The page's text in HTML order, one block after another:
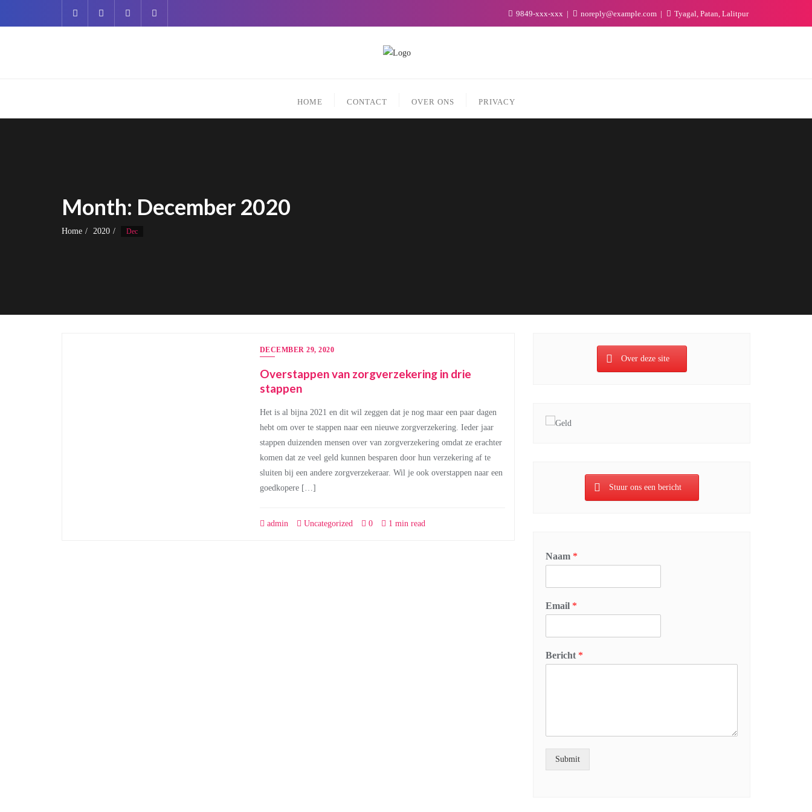
9849-xxx-xxx noreply@example.com Tyagal, Patan, Lalitpur
HOME CONTACT OVER ONS PRIVACY
Month: December 2020
Home 2020 Dec
DECEMBER 29, 2020
Overstappen van zorgverzekering in drie
stappen
Het is al bijna 2021 en dit wil zeggen dat je nog maar een paar dagen
hebt om over te stappen naar een nieuwe zorgverzekering. Ieder jaar
stappen duizenden mensen over van zorgverzekering omdat ze erachter
komen dat ze veel geld kunnen besparen door hun verzekering af te
sluiten bij een andere zorgverzekeraar. Wil je ook overstappen naar een
goedkopere […]
admin Uncategorized 0 1 min read
Over deze site
Stuur ons een bericht
Naam *
Email *
Bericht *
Submit